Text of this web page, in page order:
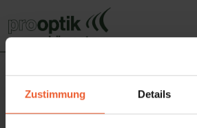
Zustimmung Details
pro optik
Fachgeschäft